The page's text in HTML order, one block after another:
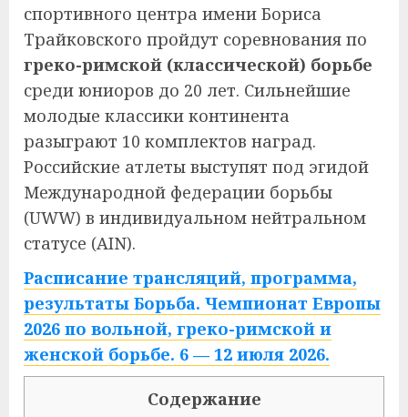
спортивного центра имени Бориса
Трайковского пройдут соревнования по
греко-римской (классической) борьбе
среди юниоров до 20 лет. Сильнейшие
молодые классики континента
разыграют 10 комплектов наград.
Российские атлеты выступят под эгидой
Международной федерации борьбы
(UWW) в индивидуальном нейтральном
статусе (AIN).
Расписание трансляций, программа,
результаты Борьба. Чемпионат Европы
2026 по вольной, греко-римской и
женской борьбе. 6 — 12 июля 2026.
Содержание